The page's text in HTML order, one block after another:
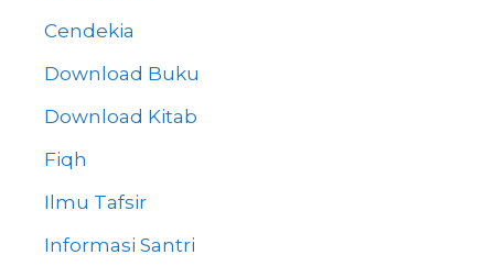
Cendekia
Download Buku
Download Kitab
Fiqh
Ilmu Tafsir
Informasi Santri